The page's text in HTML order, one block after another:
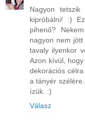
Nagyon
kipróbálni! :)
pihenő?
nagyon nem
tavaly ilyenkor
Azon kívül,
dekorációs
a tányér
ízük. :)
Válasz